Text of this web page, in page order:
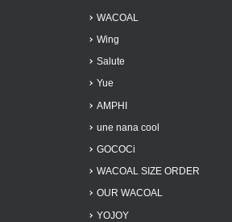
WACOAL
Wing
Salute
Yue
AMPHI
une nana cool
GOCOCi
WACOAL SIZE ORDER
OUR WACOAL
YOJOY